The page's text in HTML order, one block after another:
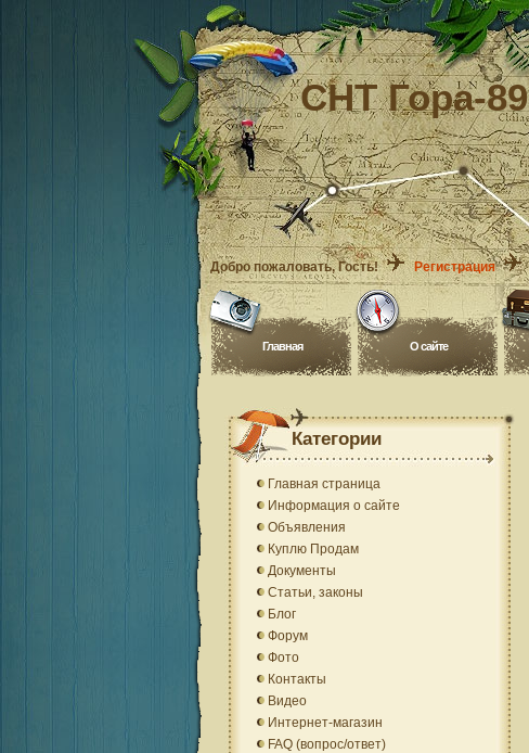
СНТ Гора-89
Добро пожаловать, Гость! Регистрация
Главная O сайте
Категории
Главная страница
Информация о сайте
Объявления
Куплю Продам
Документы
Статьи, законы
Блог
Форум
Фото
Контакты
Видео
Интернет-магазин
FAQ (вопрос/ответ)